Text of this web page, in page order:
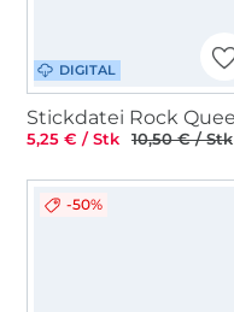
DIGITAL
5,25 € / Stk 10,50 € / Stk
-50%